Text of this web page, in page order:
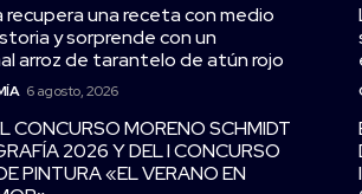
recupera una receta con medio
y sorprende con un
arroz de tarantelo de atún rojo
6 agosto, 2026
CONCURSO MORENO SCHMIDT
2026 Y DEL I CONCURSO
PINTURA «EL VERANO EN